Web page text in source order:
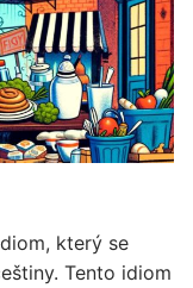
který se
Tento idiom